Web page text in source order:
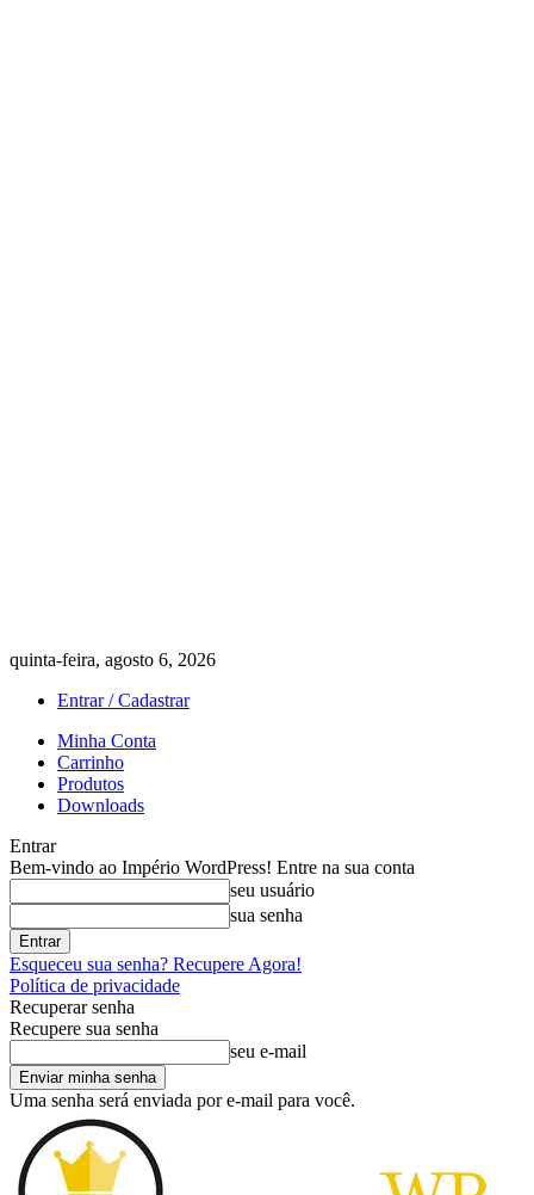
quinta-feira, agosto 6, 2026
Entrar / Cadastrar
Minha Conta
Carrinho
Produtos
Downloads
Entrar
Bem-vindo ao Império WordPress! Entre na sua conta
seu usuário
sua senha
Esqueceu sua senha? Recupere Agora!
Política de privacidade
Recuperar senha
Recupere sua senha
seu e-mail
Uma senha será enviada por e-mail para você.